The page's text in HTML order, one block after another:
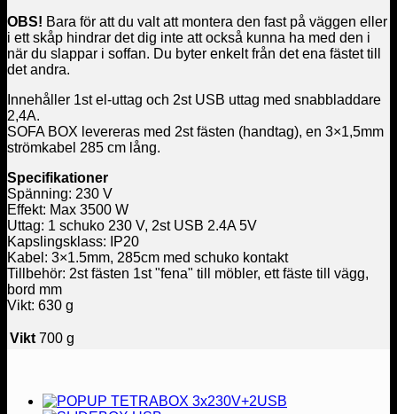
OBS! Bara för att du valt att montera den fast på väggen eller
i ett skåp hindrar det dig inte att också kunna ha med den i
när du slappar i soffan. Du byter enkelt från det ena fästet till
det andra.
Innehåller 1st el-uttag och 2st USB uttag med snabbladdare
2,4A.
SOFA BOX levereras med 2st fästen (handtag), en 3×1,5mm
strömkabel 285 cm lång.
Specifikationer
Spänning: 230 V
Effekt: Max 3500 W
Uttag: 1 schuko 230 V, 2st USB 2.4A 5V
Kapslingsklass: IP20
Kabel: 3×1.5mm, 285cm med schuko kontakt
Tillbehör: 2st fästen 1st "fena" till möbler, ett fäste till vägg,
bord mm
Vikt: 630 g
Vikt 700 g